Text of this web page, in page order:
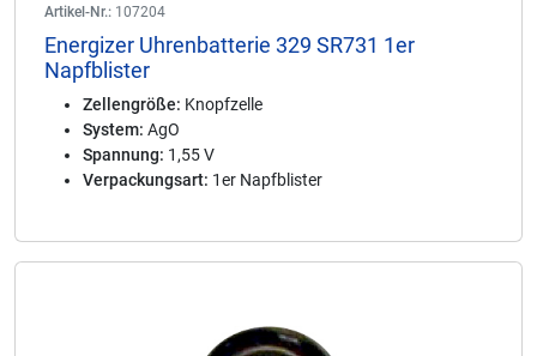
Artikel-Nr.: 107204
Energizer Uhrenbatterie 329 SR731 1er
Napfblister
Zellengröße: Knopfzelle
System: AgO
Spannung: 1,55 V
Verpackungsart: 1er Napfblister